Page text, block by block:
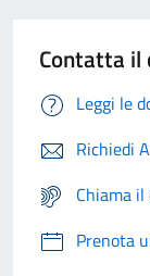
Contatta il
Leggi le
Richiedi
Chiama
Prenota